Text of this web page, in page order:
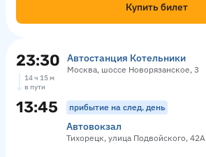
Купить билет
23:30 Автостанция Котельники
Москва, шоссе Новорязанское, 3
14 ч 15 м
в пути
13:45 прибытие на след. день
Автовокзал
Тихорецк, улица Подвойского, 42А